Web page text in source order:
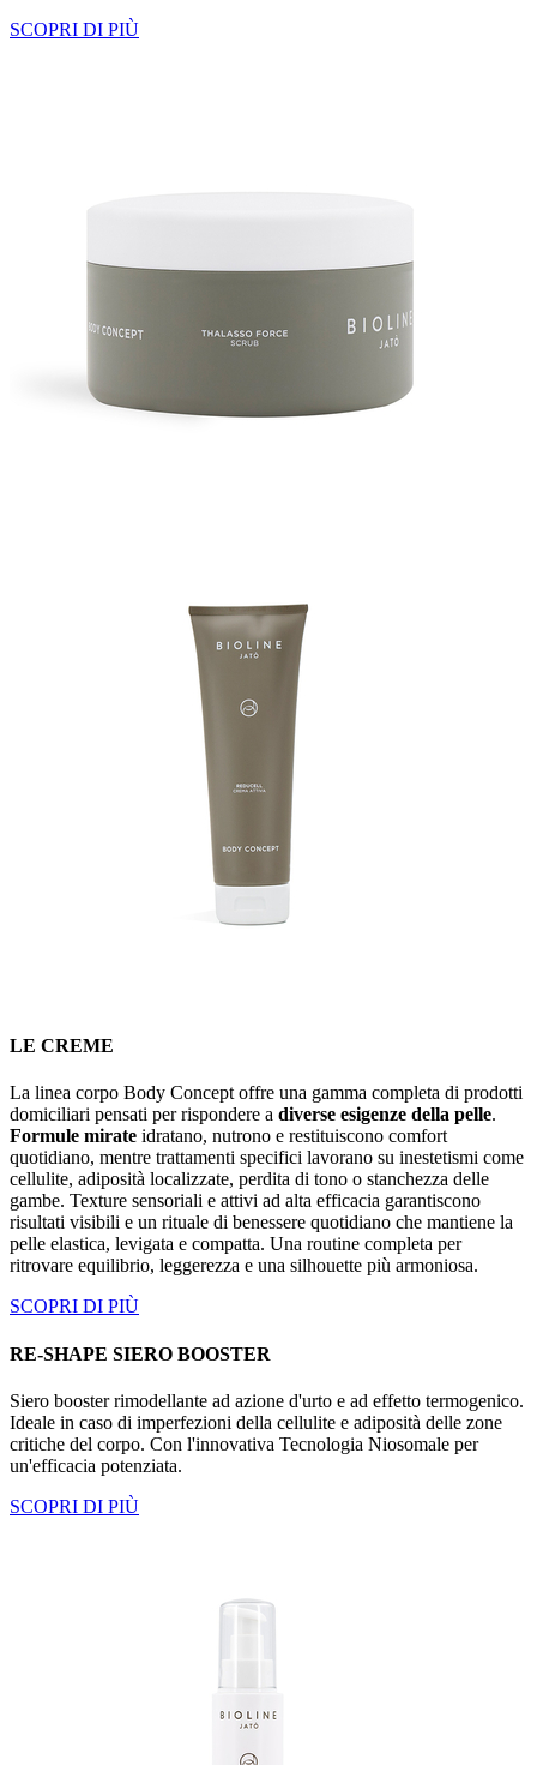
SCOPRI DI PIÙ
LE CREME
La linea corpo Body Concept offre una gamma completa di prodotti
domiciliari pensati per rispondere a diverse esigenze della pelle.
Formule mirate idratano, nutrono e restituiscono comfort
quotidiano, mentre trattamenti specifici lavorano su inestetismi come
cellulite, adiposità localizzate, perdita di tono o stanchezza delle
gambe. Texture sensoriali e attivi ad alta efficacia garantiscono
risultati visibili e un rituale di benessere quotidiano che mantiene la
pelle elastica, levigata e compatta. Una routine completa per
ritrovare equilibrio, leggerezza e una silhouette più armoniosa.
SCOPRI DI PIÙ
RE-SHAPE SIERO BOOSTER
Siero booster rimodellante ad azione d'urto e ad effetto termogenico.
Ideale in caso di imperfezioni della cellulite e adiposità delle zone
critiche del corpo. Con l'innovativa Tecnologia Niosomale per
un'efficacia potenziata.
SCOPRI DI PIÙ